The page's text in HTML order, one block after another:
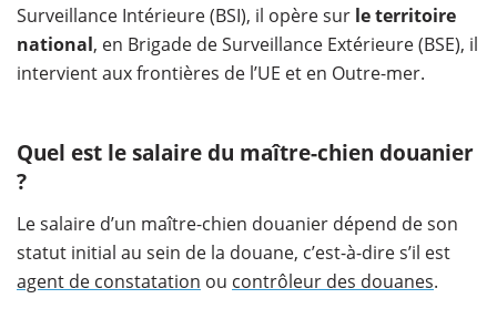
Surveillance Intérieure (BSI), il opère sur le territoire
national, en Brigade de Surveillance Extérieure (BSE), il
intervient aux frontières de l’UE et en Outre-mer.
Quel est le salaire du maître-chien douanier
?
Le salaire d’un maître-chien douanier dépend de son
statut initial au sein de la douane, c’est-à-dire s’il est
agent de constatation ou contrôleur des douanes.